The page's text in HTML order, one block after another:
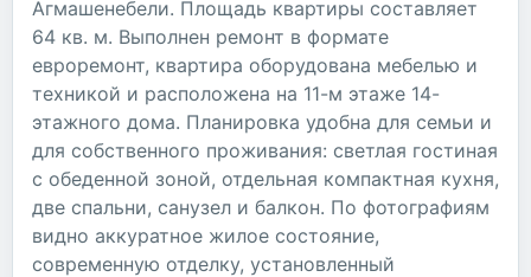
Агмашенебели. Площадь квартиры составляет
64 кв. м. Выполнен ремонт в формате
евроремонт, квартира оборудована мебелью и
техникой и расположена на 11-м этаже 14-
этажного дома. Планировка удобна для семьи и
для собственного проживания: светлая гостиная
с обеденной зоной, отдельная компактная кухня,
две спальни, санузел и балкон. По фотографиям
видно аккуратное жилое состояние,
современную отделку, установленный